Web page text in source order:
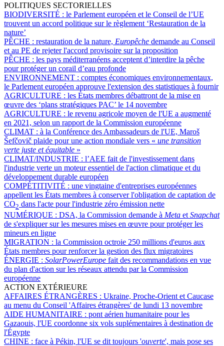
POLITIQUES SECTORIELLES
BIODIVERSITÉ : le Parlement européen et le Conseil de l’UE
trouvent un accord politique sur le règlement ‘Restauration de la
nature’
PÊCHE : restauration de la nature, Europêche demande au Conseil
et au PE de rejeter l'accord provisoire sur la proposition
PÊCHE : les pays méditerranéens acceptent d’interdire la pêche
pour protéger un corail d’eau profonde
ENVIRONNEMENT : comptes économiques environnementaux,
le Parlement européen approuve l'extension des statistiques à fournir
AGRICULTURE : les États membres débattront de la mise en
œuvre des ‘plans stratégiques PAC’ le 14 novembre
AGRICULTURE : le revenu agricole moyen de l'UE a augmenté
en 2021, selon un rapport de la Commission européenne
CLIMAT : à la Conférence des Ambassadeurs de l'UE, Maroš
Šefčovič plaide pour une action mondiale vers « une transition
verte juste et équitable »
CLIMAT/INDUSTRIE : l’AEE fait de l'investissement dans
l'industrie verte un moteur essentiel de l'action climatique et du
développement durable européen
COMPÉTITIVITÉ : une vingtaine d'entreprises européennes
appellent les États membres à conserver l'obligation de captation de
CO2 dans l'acte pour l'industrie zéro émission nette
NUMÉRIQUE : DSA, la Commission demande à Meta et Snapchat
de s'expliquer sur les mesures mises en œuvre pour protéger les
mineurs en ligne
MIGRATION : la Commission octroie 250 millions d'euros aux
États membres pour renforcer la gestion des flux migratoires
ÉNERGIE : SolarPowerEurope fait des recommandations en vue
du plan d'action sur les réseaux attendu par la Commission
européenne
ACTION EXTÉRIEURE
AFFAIRES ÉTRANGÈRES : Ukraine, Proche-Orient et Caucase
au menu du Conseil 'Affaires étrangères' de lundi 13 novembre
AIDE HUMANITAIRE : pont aérien humanitaire pour les
Gazaouis, l'UE coordonne six vols suplémentaires à destination de
l'Égypte
CHINE : face à Pékin, l'UE se dit toujours 'ouverte', mais pose ses